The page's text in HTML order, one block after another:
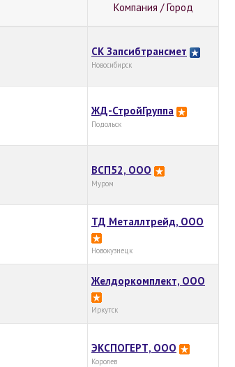
Компания / Город
СК Запсибтрансмет
Новосибирск
ЖД-СтройГруппа
Подольск
ВСП52, ООО
Муром
ТД Металлтрейд, ООО
Новокузнецк
Желдоркомплект, ООО
Иркутск
ЭКСПОГЕРТ, ООО
Королев